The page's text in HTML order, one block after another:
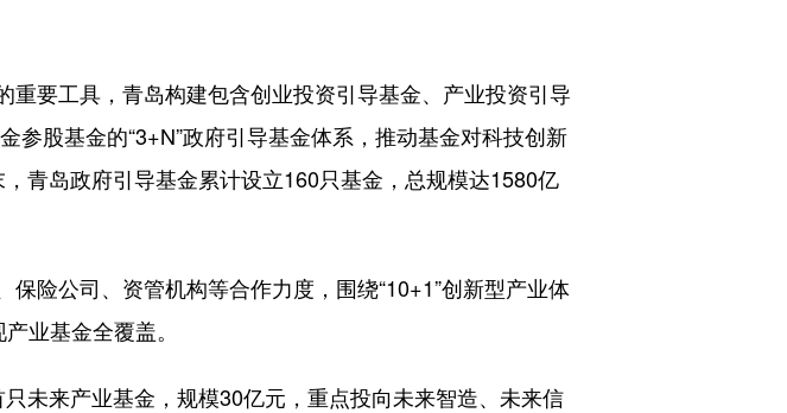
要工具，青岛构建包含创业投资引导基金、产业投资引导
股基金的“3+N”政府引导基金体系，推动基金对科技创新
青岛政府引导基金累计设立160只基金，总规模达1580亿
险公司、资管机构等合作力度，围绕“10+1”创新型产业体
业基金全覆盖。
来产业基金，规模30亿元，重点投向未来智造、未来信